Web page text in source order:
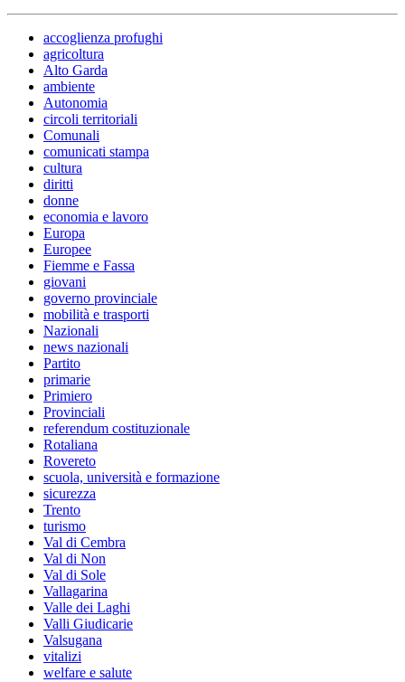
accoglienza profughi
agricoltura
Alto Garda
ambiente
Autonomia
circoli territoriali
Comunali
comunicati stampa
cultura
diritti
donne
economia e lavoro
Europa
Europee
Fiemme e Fassa
giovani
governo provinciale
mobilità e trasporti
Nazionali
news nazionali
Partito
primarie
Primiero
Provinciali
referendum costituzionale
Rotaliana
Rovereto
scuola, università e formazione
sicurezza
Trento
turismo
Val di Cembra
Val di Non
Val di Sole
Vallagarina
Valle dei Laghi
Valli Giudicarie
Valsugana
vitalizi
welfare e salute